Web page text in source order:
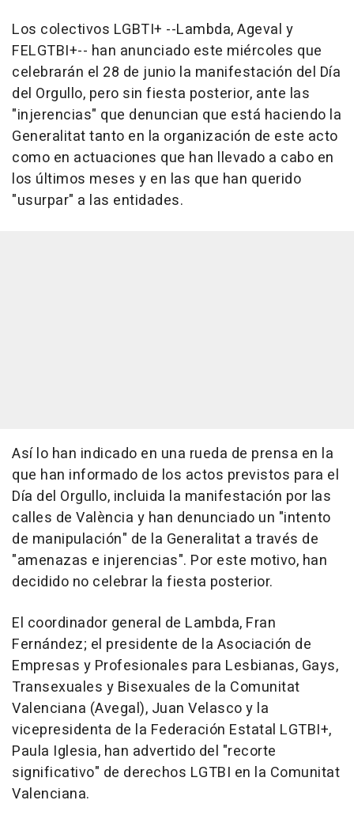
Los colectivos LGBTI+ --Lambda, Ageval y
FELGTBI+-- han anunciado este miércoles que
celebrarán el 28 de junio la manifestación del Día
del Orgullo, pero sin fiesta posterior, ante las
"injerencias" que denuncian que está haciendo la
Generalitat tanto en la organización de este acto
como en actuaciones que han llevado a cabo en
los últimos meses y en las que han querido
"usurpar" a las entidades.
Así lo han indicado en una rueda de prensa en la
que han informado de los actos previstos para el
Día del Orgullo, incluida la manifestación por las
calles de València y han denunciado un "intento
de manipulación" de la Generalitat a través de
"amenazas e injerencias". Por este motivo, han
decidido no celebrar la fiesta posterior.
El coordinador general de Lambda, Fran
Fernández; el presidente de la Asociación de
Empresas y Profesionales para Lesbianas, Gays,
Transexuales y Bisexuales de la Comunitat
Valenciana (Avegal), Juan Velasco y la
vicepresidenta de la Federación Estatal LGTBI+,
Paula Iglesia, han advertido del "recorte
significativo" de derechos LGTBI en la Comunitat
Valenciana.